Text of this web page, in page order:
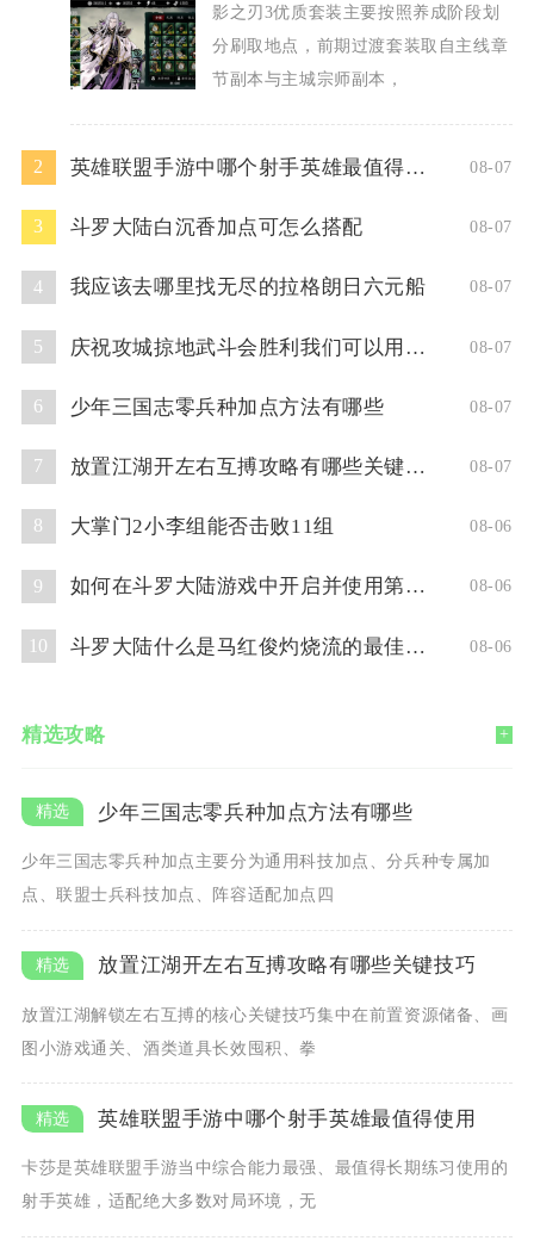
影之刃3优质套装主要按照养成阶段划
分刷取地点，前期过渡套装取自主线章
节副本与主城宗师副本，
2 英雄联盟手游中哪个射手英雄最值得使用 08-07
3 斗罗大陆白沉香加点可怎么搭配 08-07
4 我应该去哪里找无尽的拉格朗日六元船 08-07
5 庆祝攻城掠地武斗会胜利我们可以用什么方式 08-07
6 少年三国志零兵种加点方法有哪些 08-07
7 放置江湖开左右互搏攻略有哪些关键技巧 08-07
8 大掌门2小李组能否击败11组 08-06
9 如何在斗罗大陆游戏中开启并使用第二魂技 08-06
10 斗罗大陆什么是马红俊灼烧流的最佳阵容 08-06
精选攻略 +
少年三国志零兵种加点方法有哪些
少年三国志零兵种加点主要分为通用科技加点、分兵种专属加
点、联盟士兵科技加点、阵容适配加点四
放置江湖开左右互搏攻略有哪些关键技巧
放置江湖解锁左右互搏的核心关键技巧集中在前置资源储备、画
图小游戏通关、酒类道具长效囤积、拳
英雄联盟手游中哪个射手英雄最值得使用
卡莎是英雄联盟手游当中综合能力最强、最值得长期练习使用的
射手英雄，适配绝大多数对局环境，无